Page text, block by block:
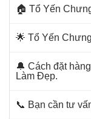
sẵn vẫn có thể
người mới ốm
chính bởi vì sự
là ưu điểm lớn
không phải tốn
🏠 Tổ Yến
🌟 Tổ Yến
🔔 Cách đặt
Làm Đẹp.
📞 Bạn cần tư